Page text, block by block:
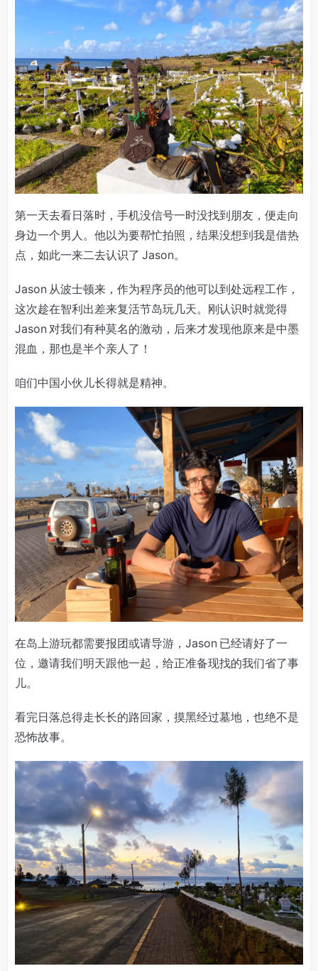
第一天去看日落时，手机没信号一时没找到朋友，便走向
身边一个男人。他以为要帮忙拍照，结果没想到我是借热
点，如此一来二去认识了 Jason。
Jason 从波士顿来，作为程序员的他可以到处远程工作，
这次趁在智利出差来复活节岛玩几天。刚认识时就觉得
Jason 对我们有种莫名的激动，后来才发现他原来是中墨
混血，那也是半个亲人了！
咱们中国小伙儿长得就是精神。
在岛上游玩都需要报团或请导游，Jason 已经请好了一
位，邀请我们明天跟他一起，给正准备现找的我们省了事
儿。
看完日落总得走长长的路回家，摸黑经过墓地，也绝不是
恐怖故事。